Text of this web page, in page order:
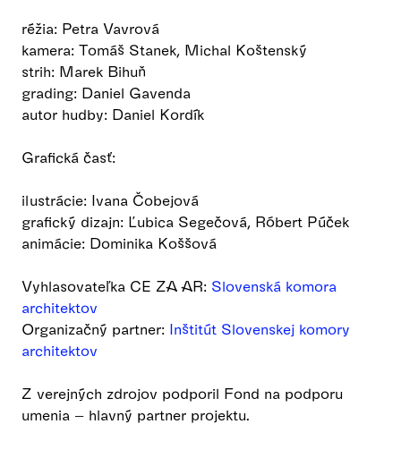
réžia: Petra Vavrová
kamera: Tomáš Stanek, Michal Koštenský
strih: Marek Bihuň
grading: Daniel Gavenda
autor hudby: Daniel Kordík
Grafická časť:
ilustrácie: Ivana Čobejová
grafický dizajn: Ľubica Segečová, Róbert Púček
animácie: Dominika Koššová
Vyhlasovateľka CE ZA AR: Slovenská komora
architektov
Organizačný partner: Inštitút Slovenskej komory
architektov
Z verejných zdrojov podporil Fond na podporu
umenia – hlavný partner projektu.